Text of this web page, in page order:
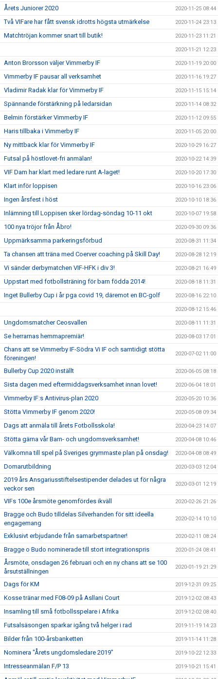
Årets Juniorer 2020 2020-11-25 08:44
Två VIFare har fått svensk idrotts högsta utmärkelse 2020-11-24 23:13
Matchtröjan kommer snart till butik! 2020-11-23 11:21
2020-11-21 12:23
Anton Brorsson väljer Vimmerby IF 2020-11-19 20:00
Vimmerby IF pausar all verksamhet 2020-11-16 19:27
Vladimir Radak klar för Vimmerby IF 2020-11-15 15:14
Spännande förstärkning på ledarsidan 2020-11-14 08:32
Belmin förstärker Vimmerby IF 2020-11-12 09:55
Haris tillbaka i Vimmerby IF 2020-11-05 20:00
Ny mittback klar för Vimmerby IF 2020-10-29 16:27
Futsal på höstlovet-fri anmälan! 2020-10-22 14:39
VIF Dam har klart med ledare runt A-laget! 2020-10-20 17:30
Klart inför loppisen 2020-10-16 23:06
Ingen årsfest i höst 2020-10-10 18:36
Inlämning till Loppisen sker lördag-söndag 10-11 okt 2020-10-07 19:58
100 nya tröjor från Åbro! 2020-09-30 09:36
Uppmärksamma parkeringsförbud 2020-08-31 11:34
Ta chansen att träna med Coerver coaching på Skill Day! 2020-08-28 12:19
Vi sänder derbymatchen VIF-HFK i div 3! 2020-08-21 16:49
Uppstart med fotbollsträning för barn födda 2014! 2020-08-18 11:31
Inget Bullerby Cup i år pga covid 19, däremot en BC-golf 2020-08-16 22:10
2020-08-12 15:46
Ungdomsmatcher Ceosvallen 2020-08-11 11:31
Se herrarnas hemmapremiär! 2020-08-03 17:01
Chans att se Vimmerby IF-Södra Vi IF och samtidigt stötta
föreningen!
2020-07-02 11:00
Bullerby Cup 2020 inställt 2020-06-05 08:18
Sista dagen med eftermiddagsverksamhet innan lovet! 2020-06-04 18:01
Vimmerby IF:s Antivirus-plan 2020 2020-05-20 10:36
Stötta Vimmerby IF genom 2020! 2020-05-08 09:34
Dags att anmäla till årets Fotbollsskola! 2020-04-23 14:07
Stötta gärna vår Barn- och ungdomsverksamhet! 2020-04-08 10:46
Välkomna till spel på Sveriges grymmaste plan på onsdag! 2020-04-08 08:49
Domarutbildning 2020-03-03 12:04
2019 års Ansgariusstiftelsestipender delades ut för några
veckor sen
2020-03-01 12:19
VIFs 100e årsmöte genomfördes ikväll 2020-02-26 21:26
Bragge och Budo tilldelas Silverhanden för sitt ideella
engagemang
2020-02-14 10:10
Exklusivt erbjudande från samarbetspartner! 2020-02-11 08:24
Bragge o Budo nominerade till stort integrationspris 2020-01-24 08:41
Årsmöte, onsdagen 26 februari och en ny chans att se 100
årsutställningen
2020-01-19 21:29
Dags för KM 2019-12-31 09:25
Kosse tränar med F08-09 på Asllani Court 2019-12-02 08:43
Insamling till små fotbollsspelare i Afrika 2019-12-02 08:40
Futsalsäsongen sparkar igång två helger i rad 2019-11-19 14:23
Bilder från 100-årsbanketten 2019-11-14 11:28
Nominera "Årets ungdomsledare 2019" 2019-10-22 12:33
Intresseanmälan F/P 13 2019-10-21 15:41